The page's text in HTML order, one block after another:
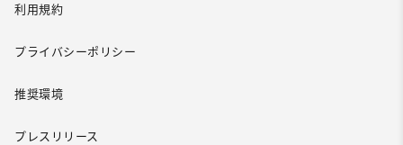
利用規約
プライバシーポリシー
推奨環境
プレスリリース